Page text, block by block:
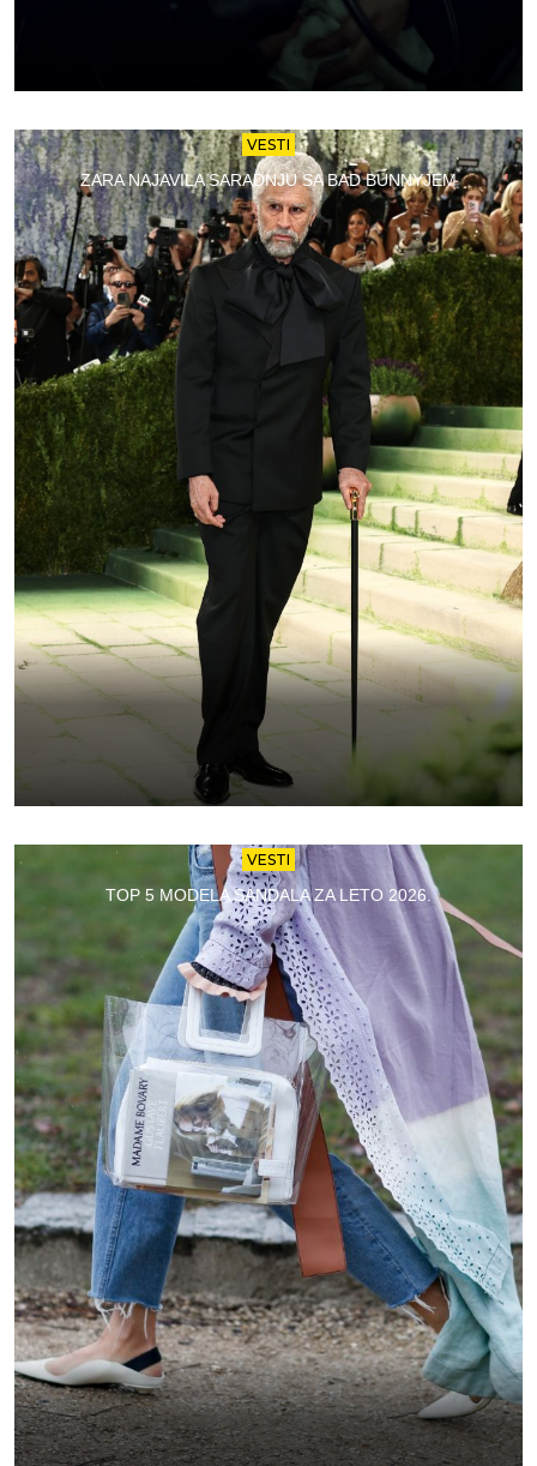
VESTI
ZARA NAJAVILA SARADNJU SA BAD BUNNYJEM
VESTI
TOP 5 MODELA SANDALA ZA LETO 2026.